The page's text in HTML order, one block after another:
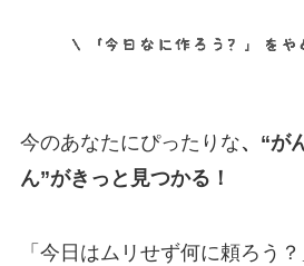
今のあなたにぴったりな、“が
ん”がきっと見つかる！
「今日はムリせず何に頼ろう？